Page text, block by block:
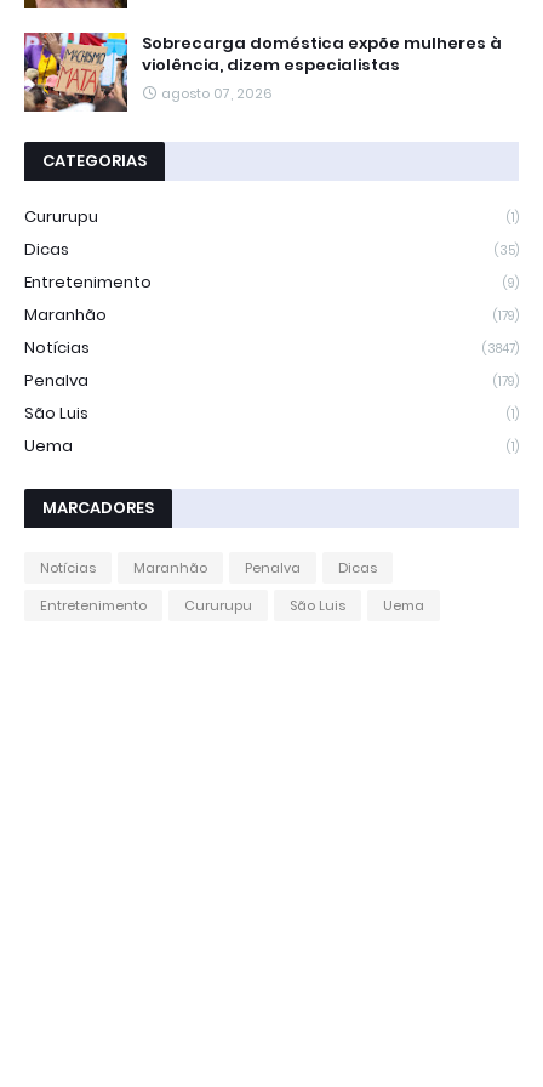
Sobrecarga doméstica expõe mulheres à
violência, dizem especialistas
agosto 07, 2026
CATEGORIAS
Cururupu (1)
Dicas (35)
Entretenimento (9)
Maranhão (179)
Notícias (3847)
Penalva (179)
São Luis (1)
Uema (1)
MARCADORES
Notícias Maranhão Penalva
Dicas
Entretenimento
Cururupu São Luis Uema